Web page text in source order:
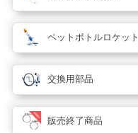
ペットボトルロケット
交換用部品
販売終了商品